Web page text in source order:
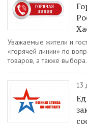
Уважаемые жители и
«горячей линии» по
товаров, а также
13